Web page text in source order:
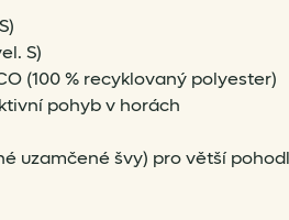
S)
(100 % recyklovaný polyester)
pohyb v horách
uzamčené švy) pro větší